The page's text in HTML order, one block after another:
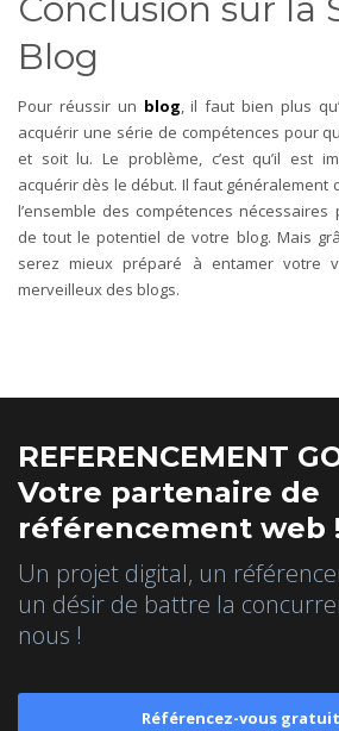
Blog
Pour réussir un blog, il faut bien plus
acquérir une série de compétences pour
et soit lu. Le problème, c’est qu’il est
acquérir dès le début. Il faut généralement
l’ensemble des compétences
de tout le potentiel de votre blog. Mais
serez mieux préparé à entamer votre
merveilleux des blogs.
REFERENCEMENT
Votre partenaire de
référencement web
Un projet digital, un
un désir de battre la
nous !
Référencez-vous